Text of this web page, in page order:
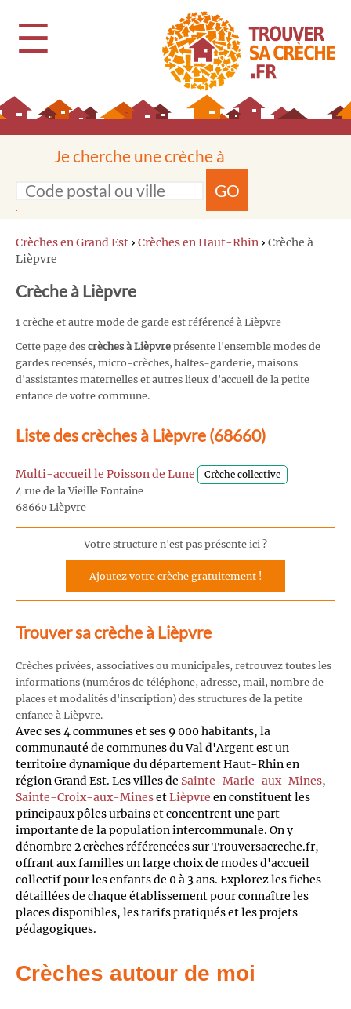
☰
Je cherche une crèche à
GO
Crèches en Grand Est › Crèches en Haut-Rhin › Crèche à
Lièpvre
Crèche à Lièpvre
1 crèche et autre mode de garde est référencé à Lièpvre
Cette page des crèches à Lièpvre présente l'ensemble modes de
gardes recensés, micro-crèches, haltes-garderie, maisons
d'assistantes maternelles et autres lieux d'accueil de la petite
enfance de votre commune.
Liste des crèches à Lièpvre (68660)
Multi-accueil le Poisson de Lune Crèche collective
4 rue de la Vieille Fontaine
68660 Lièpvre
Votre structure n'est pas présente ici ?
Ajoutez votre crèche gratuitement !
Trouver sa crèche à Lièpvre
Crèches privées, associatives ou municipales, retrouvez toutes les
informations (numéros de téléphone, adresse, mail, nombre de
places et modalités d'inscription) des structures de la petite
enfance à Lièpvre.
Avec ses 4 communes et ses 9 000 habitants, la
communauté de communes du Val d'Argent est un
territoire dynamique du département Haut-Rhin en
région Grand Est. Les villes de Sainte-Marie-aux-Mines,
Sainte-Croix-aux-MinesetLièpvre en constituent les
principaux pôles urbains et concentrent une part
importante de la population intercommunale. On y
dénombre 2 crèches référencées sur Trouversacreche.fr,
offrant aux familles un large choix de modes d'accueil
collectif pour les enfants de 0 à 3 ans. Explorez les fiches
détaillées de chaque établissement pour connaître les
places disponibles, les tarifs pratiqués et les projets
pédagogiques.
Crèches autour de moi